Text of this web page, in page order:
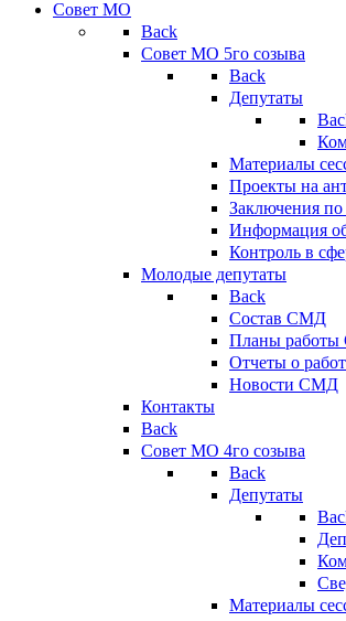
Совет МО
Back
Совет МО 5го созыва
Back
Депутаты
Материалы
Проекты на
Заключения по
Информация
Контроль в
Молодые депутаты
Back
Состав СМД
Планы
Отчеты о
Новости СМД
Контакты
Back
Совет МО 4го созыва
Back
Депутаты
Материалы